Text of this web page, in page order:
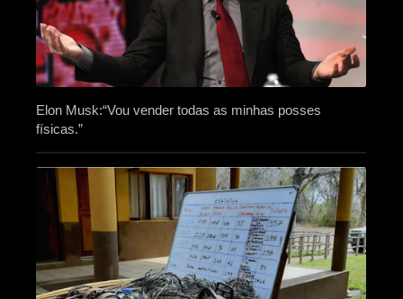
Elon Musk:“Vou vender todas as minhas posses
físicas.”